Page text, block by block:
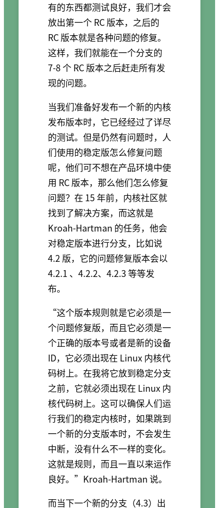
有的东西都测试良好，我们才会
放出第一个 RC 版本，之后的
RC 版本就是各种问题的修复。
这样，我们就能在一个分支的
7-8 个 RC 版本之后赶走所有发
现的问题。
当我们准备好发布一个新的内核
发布版本时，它已经经过了详尽
的测试。但是仍然有问题时，人
们使用的稳定版怎么修复问题
呢，他们可不想在产品环境中使
用 RC 版本，那么他们怎么修复
问题？在 15 年前，内核社区就
找到了解决方案，而这就是
Kroah-Hartman 的任务，他会
对稳定版本进行分支，比如说
4.2 版，它的问题修复版本会以
4.2.1 、4.2.2、4.2.3 等等发
布。
“这个版本规则就是它必须是一
个问题修复版，而且它必须是一
个正确的版本号或者是新的设备
ID，它必须出现在 Linux 内核代
码树上。在我将它放到稳定分支
之前，它就必须出现在 Linux 内
核代码树上。这可以确保人们运
行我们的稳定内核时，如果跳到
一个新的分支版本时，不会发生
中断，没有什么不一样的变化。
这就是规则，而且一直以来运作
良好。”Kroah-Hartman 说。
而当下一个新的分支（4.3）出